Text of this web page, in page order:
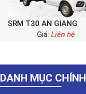
SRM T30 AN GIANG
Giá: Liên hệ
DANH MỤC CHÍNH